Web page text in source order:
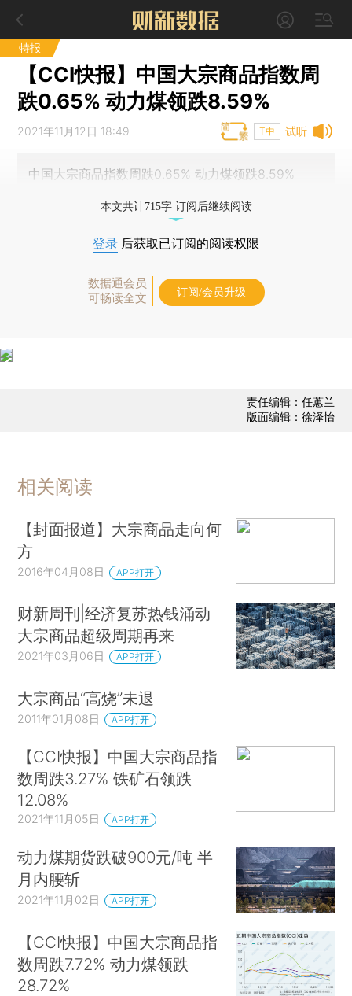
特报
【CCI快报】中国大宗商品指数周
跌0.65% 动力煤领跌8.59%
试听
2021年11月12日 18:49 T中
中国大宗商品指数周跌0.65% 动力煤领跌8.59%
本文共计715字 订阅后继续阅读
登录 后获取已订阅的阅读权限
数据通会员
可畅读全文
订阅/会员升级
责任编辑：任蕙兰
版面编辑：徐泽怡
相关阅读
【封面报道】大宗商品走向何
方
2016年04月08日 APP打开
财新周刊|经济复苏热钱涌动
大宗商品超级周期再来
2021年03月06日 APP打开
大宗商品“高烧”未退
2011年01月08日 APP打开
【CCI快报】中国大宗商品指
数周跌3.27% 铁矿石领跌
12.08%
2021年11月05日 APP打开
动力煤期货跌破900元/吨 半
月内腰斩
2021年11月02日 APP打开
【CCI快报】中国大宗商品指
数周跌7.72% 动力煤领跌
28.72%